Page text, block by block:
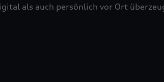
als auch persönlich vor Ort